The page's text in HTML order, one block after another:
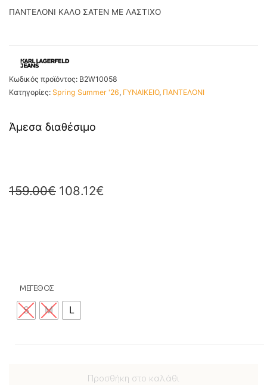
ΠΑΝΤΕΛΟΝΙ ΚΑΛΟ ΣΑΤΕΝ ΜΕ ΛΑΣΤΙΧΟ
Κωδικός προϊόντος: B2W10058
Κατηγορίες: Spring Summer '26, ΓΥΝΑΙΚΕΙΟ, ΠΑΝΤΕΛΟΝΙ
Άμεσα διαθέσιμο
159.00€ 108.12€
ΜΕΓΕΘΟΣ
S M L
Προσθήκη στο καλάθι